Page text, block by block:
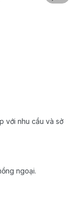
với nhu cầu và sở
ngoại.